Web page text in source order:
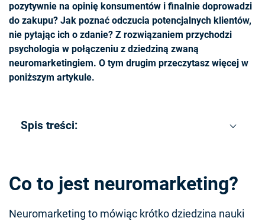
pozytywnie na opinię konsumentów i finalnie doprowadzi
do zakupu? Jak poznać odczucia potencjalnych klientów,
nie pytając ich o zdanie? Z rozwiązaniem przychodzi
psychologia w połączeniu z dziedziną zwaną
neuromarketingiem. O tym drugim przeczytasz więcej w
poniższym artykule.
Spis treści:
Co to jest neuromarketing?
Neuromarketing to mówiąc krótko dziedzina nauki